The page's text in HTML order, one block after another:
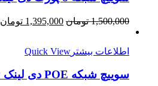
1,500,000 تومان 1,395,000 تومان
اطلاعات بیشتر Quick View
سوییچ شبکه POE دی لینک DGS-F1006P